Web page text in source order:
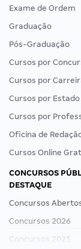
Exame de Ordem
Graduação
Pós-Graduação
Cursos por
Cursos por
Cursos por Estado
Cursos por
Oficina de
Cursos Online
CONCURSOS
DESTAQUE
Concursos
Concursos 2026
Concursos 2025